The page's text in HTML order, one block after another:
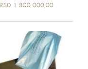
RSD 1 800 000,00